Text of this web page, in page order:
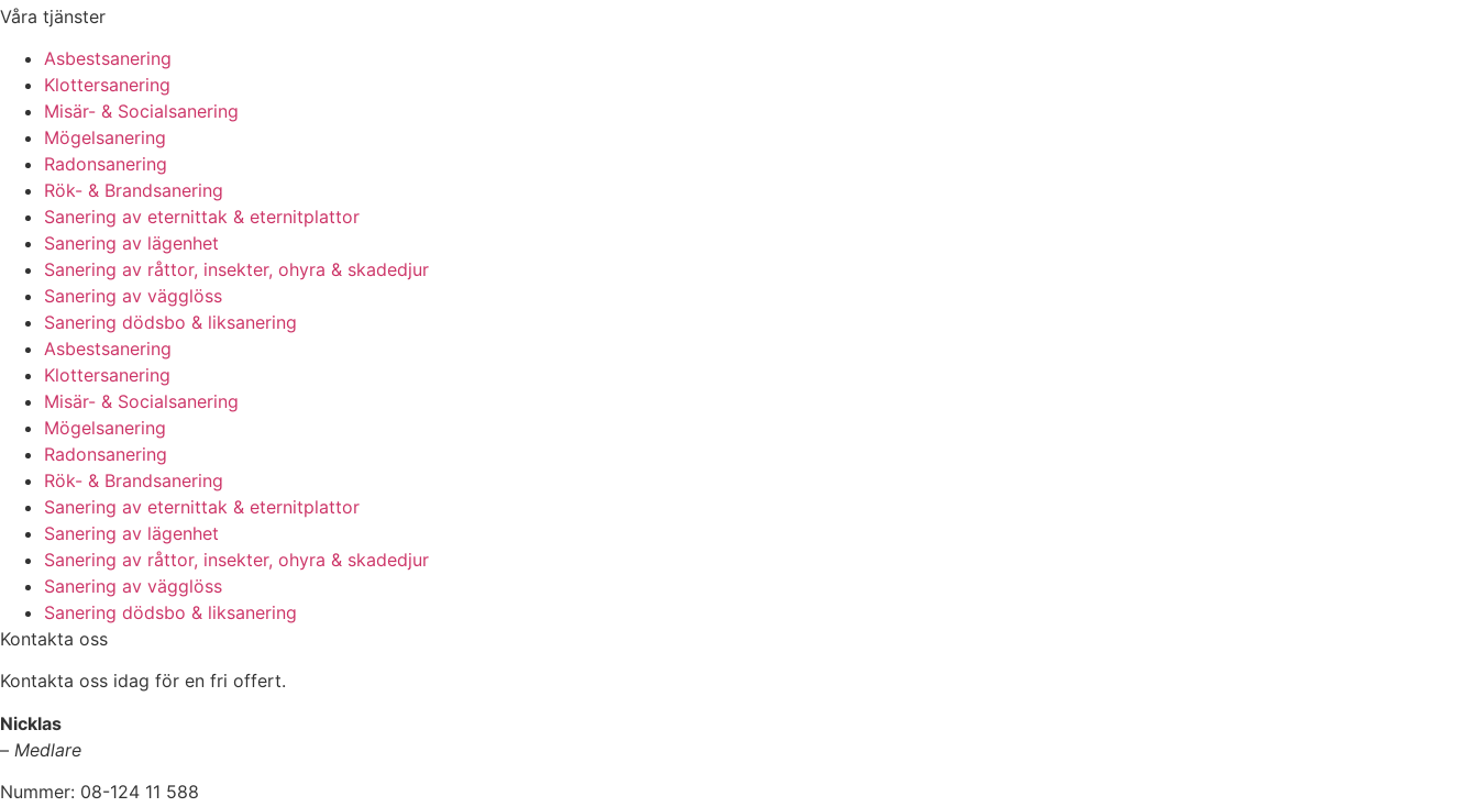
Våra tjänster
Asbestsanering
Klottersanering
Misär- & Socialsanering
Mögelsanering
Radonsanering
Rök- & Brandsanering
Sanering av eternittak & eternitplattor
Sanering av lägenhet
Sanering av råttor, insekter, ohyra & skadedjur
Sanering av vägglöss
Sanering dödsbo & liksanering
Asbestsanering
Klottersanering
Misär- & Socialsanering
Mögelsanering
Radonsanering
Rök- & Brandsanering
Sanering av eternittak & eternitplattor
Sanering av lägenhet
Sanering av råttor, insekter, ohyra & skadedjur
Sanering av vägglöss
Sanering dödsbo & liksanering
Kontakta oss
Kontakta oss idag för en fri offert.
Nicklas
– Medlare
Nummer: 08-124 11 588